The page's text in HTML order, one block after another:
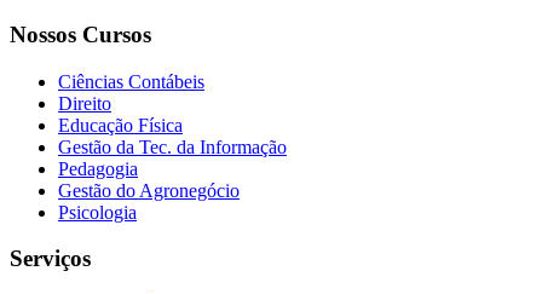
Nossos Cursos
Ciências Contábeis
Direito
Educação Física
Gestão da Tec. da Informação
Pedagogia
Gestão do Agronegócio
Psicologia
Serviços